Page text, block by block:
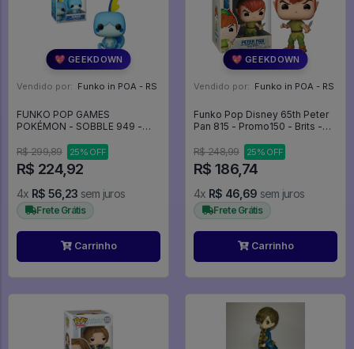
💖 GEEKDOWN
Vendido por: Funko in POA - RS
FUNKO POP GAMES
POKÉMON - SOBBLE 949 -
R$ 299,89
25% OFF
R$ 224,92
4x R$ 56,23 sem juros
Frete Grátis
Carrinho
💖 GEEKDOWN
Vendido por: Funko in POA - RS
Funko Pop Disney 65th Peter
Pan 815 - Promo150 - Brits -
R$ 248,99
25% OFF
R$ 186,74
4x R$ 46,69 sem juros
Frete Grátis
Carrinho